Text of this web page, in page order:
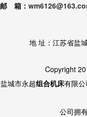
邮 箱：
地 址：江苏省盐
Copyright
盐城市永超组合机床有限
公司拥